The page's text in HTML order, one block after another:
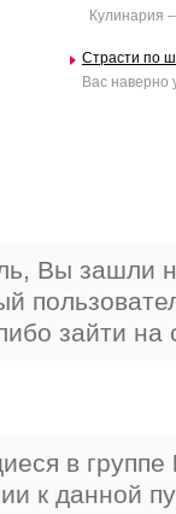
Кулинария
Страсти по
Вас наверно
Вы зашли
зайти на
в группе
к данной